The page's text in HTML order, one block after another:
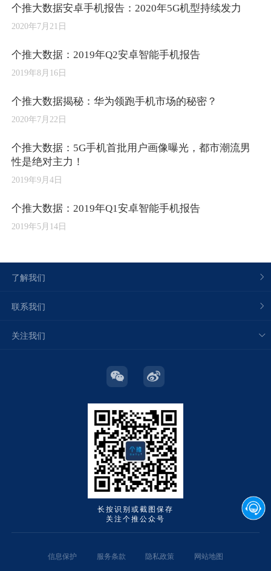
个推大数据安卓手机报告：2020年5G机型持续发力
2020年7月21日
个推大数据：2019年Q2安卓智能手机报告
2019年8月16日
个推大数据揭秘：华为领跑手机市场的秘密？
2020年7月22日
个推大数据：5G手机首批用户画像曝光，都市潮流男
性是绝对主力！
2019年9月4日
个推大数据：2019年Q1安卓智能手机报告
2019年5月14日
了解我们
联系我们
关注我们
长按识别或截图保存
关注个推公众号
信息保护 服务条款 隐私政策 网站地图